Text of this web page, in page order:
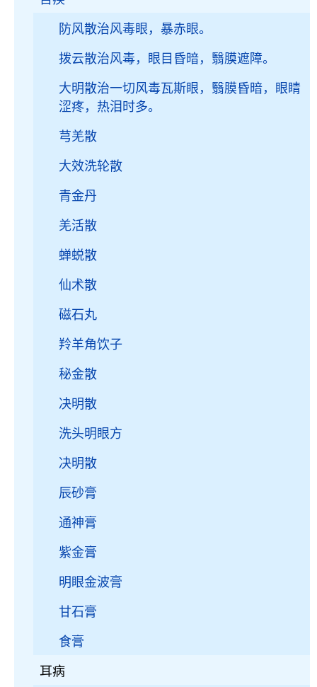
防风散治风毒眼，暴赤眼。
拨云散治风毒，眼目昏暗，翳膜遮障。
大明散治一切风毒瓦斯眼，翳膜昏暗，眼睛
涩疼，热泪时多。
芎羌散
大效洗轮散
青金丹
羌活散
蝉蜕散
仙术散
磁石丸
羚羊角饮子
秘金散
决明散
洗头明眼方
决明散
辰砂膏
通神膏
紫金膏
明眼金波膏
甘石膏
食膏
耳病